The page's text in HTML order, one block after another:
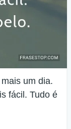
um dia.
fácil. Tudo é